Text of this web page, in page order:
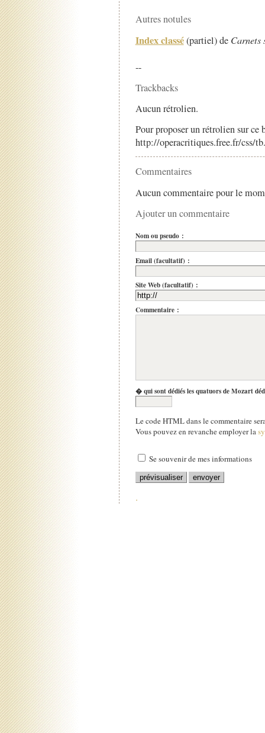
Autres notules
Index classé(partiel) de Carnets
--
Trackbacks
Aucun rétrolien.
Pour proposer un rétrolien sur
http://operacritiques.free.fr/css/
Commentaires
Aucun commentaire pour le
Ajouter un commentaire
Nom ou pseudo :
Email (facultatif) :
Site Web (facultatif) :
Commentaire :
� qui sont dédiés les quatuors de Mozart
Le code HTML dans le commentaire
Vous pouvez en revanche employer la
Se souvenir de mes informations
.